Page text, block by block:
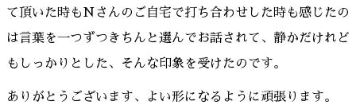
て頂いた時もNさんのご自宅で打ち合わせした時も感じたの
は言葉を一つずつきちんと選んでお話されて、静かだけれど
もしっかりとした、そんな印象を受けたのです。
ありがとうございます、よい形になるように頑張ります。